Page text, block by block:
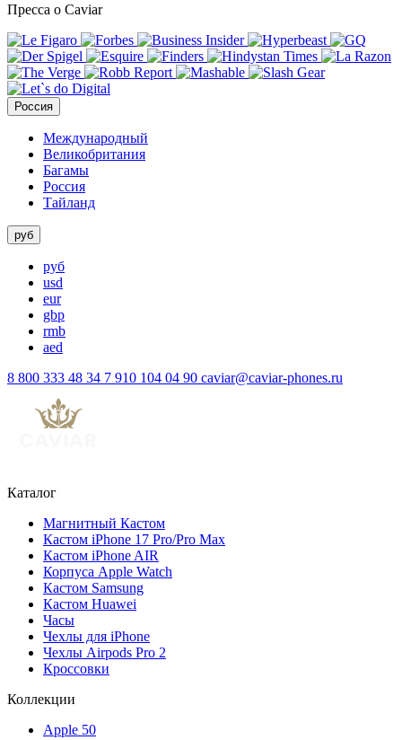
Пресса о Caviar
Россия
Международный
Великобритания
Багамы
Россия
Тайланд
руб
руб
usd
eur
gbp
rmb
aed
8 800 333 48 34 7 910 104 04 90 caviar@caviar-phones.ru
Каталог
Магнитный Кастом
Кастом iPhone 17 Pro/Pro Max
Кастом iPhone AIR
Корпуса Apple Watch
Кастом Samsung
Кастом Huawei
Часы
Чехлы для iPhone
Чехлы Airpods Pro 2
Кроссовки
Коллекции
Apple 50